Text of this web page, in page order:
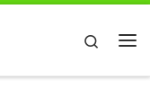
Search